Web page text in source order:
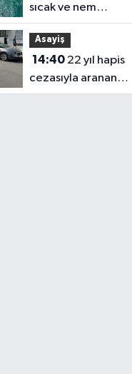
sıcak ve nem
bunaltmaya devam
ediyor
Asayiş
14:40
cezasıyla aranan
hükümlü, yakalandı